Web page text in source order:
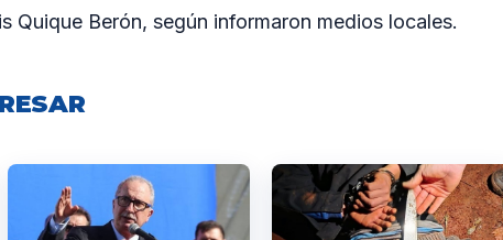
Quique Berón, según informaron medios locales.